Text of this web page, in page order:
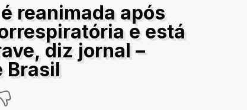
reanimada após
e está
diz jornal –
Brasil